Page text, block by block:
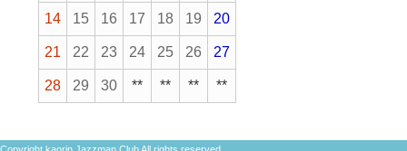
14 15 16 17 18 19 20
21 22 23 24 25 26 27
28 29 30 ** ** ** **